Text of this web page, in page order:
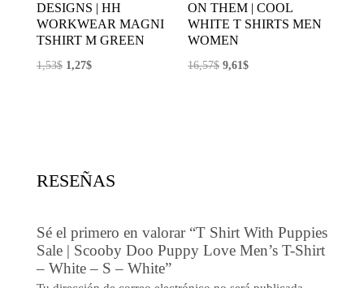
DESIGNS | HH
WORKWEAR MAGNI
TSHIRT M GREEN
1,53$ El
1,27$El
ON THEM | COOL
WHITE T SHIRTS MEN
WOMEN
16,57$ El
9,61$El
RESEÑAS
Sé el primero en valorar “T Shirt With Puppies
Sale | Scooby Doo Puppy Love Men’s T-Shirt
– White – S – White”